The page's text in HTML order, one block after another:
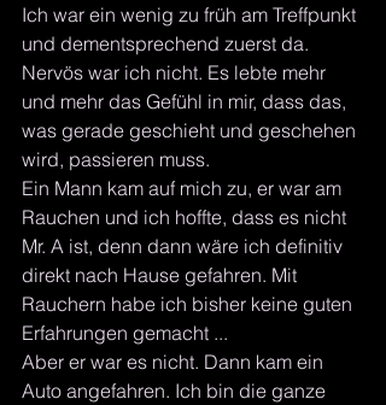
Ich war ein wenig zu früh am Treffpunkt
und dementsprechend zuerst da.
Nervös war ich nicht. Es lebte mehr
und mehr das Gefühl in mir, dass das,
was gerade geschieht und geschehen
wird, passieren muss.
Ein Mann kam auf mich zu, er war am
Rauchen und ich hoffte, dass es nicht
Mr. A ist, denn dann wäre ich definitiv
direkt nach Hause gefahren. Mit
Rauchern habe ich bisher keine guten
Erfahrungen gemacht ...
Aber er war es nicht. Dann kam ein
Auto angefahren. Ich bin die ganze